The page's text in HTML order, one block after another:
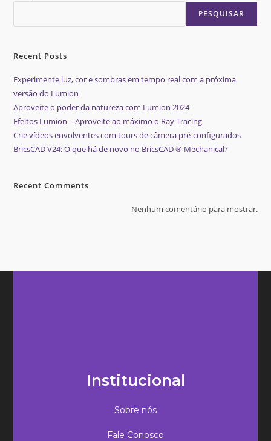
PESQUISAR
Recent Posts
Experimente luz, cor e sombras em tempo real com a próxima
versão do Lumion
Aproveite o poder da natureza com Lumion 2024
Efeitos Lumion – Aproveite ao máximo o Ray Tracing
Crie vídeos envolventes com tours de câmera pré-configurados
BricsCAD V24: O que há de novo no BricsCAD ® Mechanical?
Recent Comments
Nenhum comentário para mostrar.
Institucional
Sobre nós
Fale Conosco